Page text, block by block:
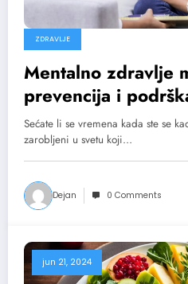
ZDRAVLJE
Mentalno zdravlje
prevencija i
Sećate li se vremena kada ste se
zarobljeni u svetu koji…
Dejan 0 Comments
jun 21, 2024